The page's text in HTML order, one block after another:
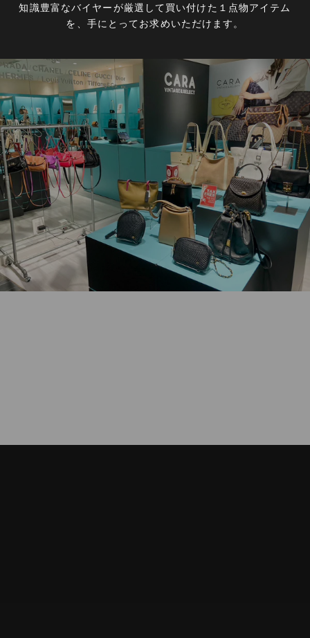
知識豊富なバイヤーが厳選して買い付けた１点物アイテム
を、手にとってお求めいただけます。